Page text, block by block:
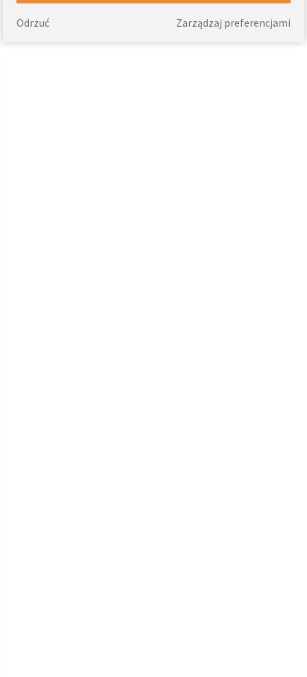
Zarządzaj preferencjami
Odrzuć